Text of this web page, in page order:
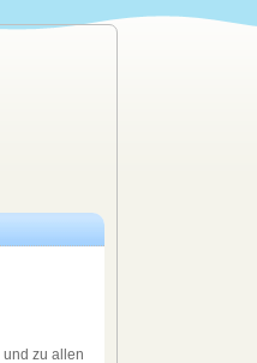
und zu allen